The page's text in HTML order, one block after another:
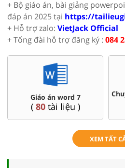
+ Bộ giáo án, bài giảng
đáp án 2025 tại https://
+ Hỗ trợ zalo: VietJack Official
+ Tổng đài hỗ trợ đăng ký : 084
Giáo án word 7
( 80tài liệu )
XEM TẤT